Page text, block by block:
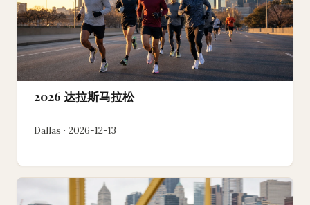
2026 达拉斯马拉松
Dallas · 2026-12-13